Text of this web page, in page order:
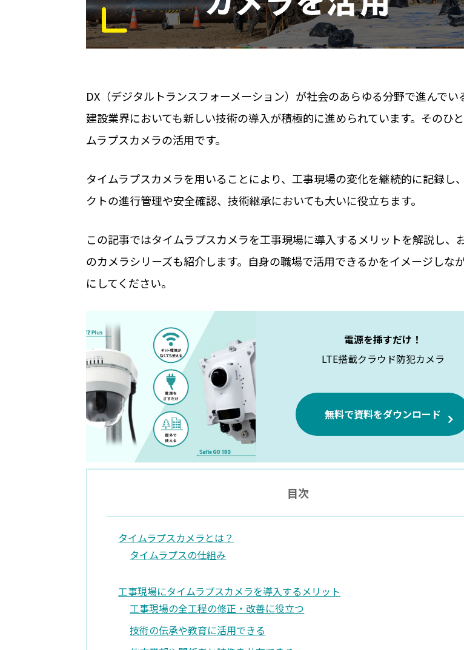
DX（デジタルトランスフォーメーション）が社会のあらゆる分野で進んでい
建設業界においても新しい技術の導入が積極的に進められています。そのひ
ムラプスカメラの活用です。
タイムラプスカメラを用いることにより、工事現場の変化を継続的に記録し
クトの進行管理や安全確認、技術継承においても大いに役立ちます。
この記事ではタイムラプスカメラを工事現場に導入するメリットを解説し、
のカメラシリーズも紹介します。自身の職場で活用できるかをイメージしな
にしてください。
電源を挿すだけ！
LTE搭載クラウド防犯カメラ
無料で資料をダウンロード
目次
タイムラプスカメラとは？
タイムラプスの仕組み
工事現場にタイムラプスカメラを導入するメリット
工事現場の全工程の修正・改善に役立つ
技術の伝承や教育に活用できる